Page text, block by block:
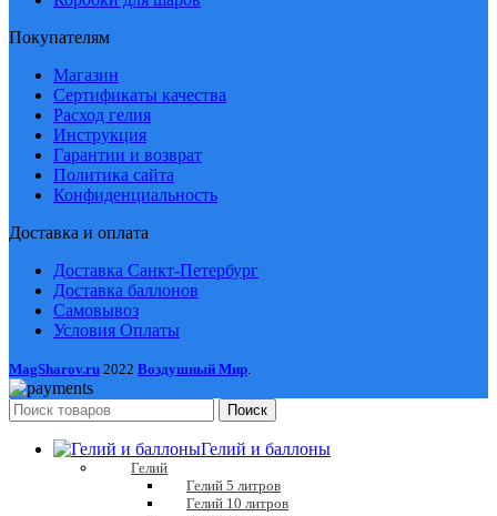
Покупателям
Магазин
Сертификаты качества
Расход гелия
Инструкция
Гарантии и возврат
Политика сайта
Конфиденциальность
Доставка и оплата
Доставка Санкт-Петербург
Доставка баллонов
Самовывоз
Условия Оплаты
MagSharov.ru 2022 Воздушный Мир
Поиск
Гелий и баллоны
Гелий
Гелий 5 литров
Гелий 10 литров